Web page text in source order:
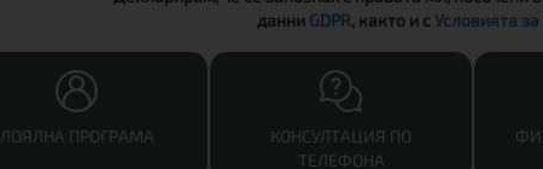
данни GDPR, както и сУсловията
ЛОЯЛНА ПРОГРАМА
КОНСУЛТАЦИЯ ПО
ТЕЛЕФОНА